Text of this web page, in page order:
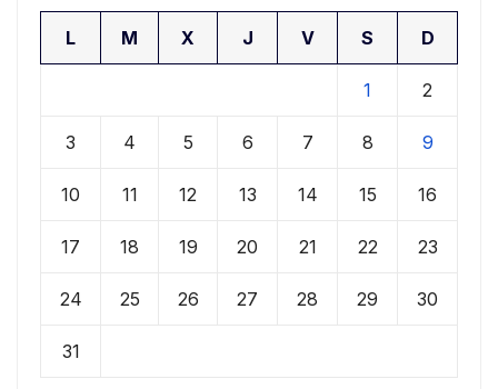
L M X J V S D
1 2
3 4 5 6 7 8 9
10 11 12 13 14 15 16
17 18 19 20 21 22 23
24 25 26 27 28 29 30
31